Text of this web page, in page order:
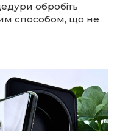
обробіть
способом, що не